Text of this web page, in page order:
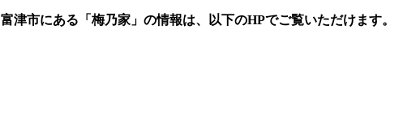
富津市にある「梅乃家 」 の情報は、以下のHPでご覧いただけます。